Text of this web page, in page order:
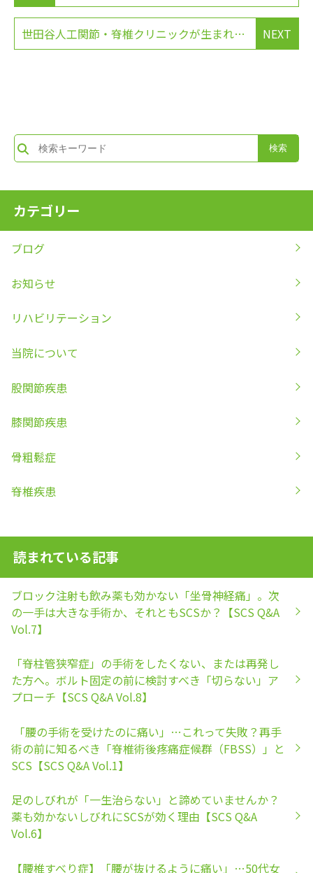
NEXT
世田谷人工関節・脊椎クリニックが生まれ変わります
カテゴリー
ブログ
お知らせ
リハビリテーション
当院について
股関節疾患
膝関節疾患
骨粗鬆症
脊椎疾患
読まれている記事
ブロック注射も飲み薬も効かない「坐骨神経痛」。次
の一手は大きな手術か、それともSCSか？【SCS Q&A
Vol.7】
「脊柱管狭窄症」の手術をしたくない、または再発し
た方へ。ボルト固定の前に検討すべき「切らない」ア
プローチ【SCS Q&A Vol.8】
「腰の手術を受けたのに痛い」…これって失敗？再手
術の前に知るべき「脊椎術後疼痛症候群（FBSS）」と
SCS【SCS Q&A Vol.1】
足のしびれが「一生治らない」と諦めていませんか？
薬も効かないしびれにSCSが効く理由【SCS Q&A
Vol.6】
【腰椎すべり症】「腰が抜けるように痛い」…50代女